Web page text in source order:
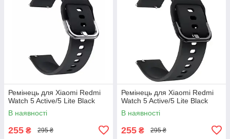
Ремінець для Xiaomi Redmi
Watch 5 Active/5 Lite Black
В наявності
255 ₴ 295 ₴
Ремінець для Xiaomi Redmi
Watch 5 Active/5 Lite Black
В наявності
255 ₴ 295 ₴